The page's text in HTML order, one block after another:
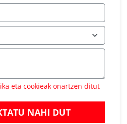
eta cookieak onartzen ditut
NAHI DUT